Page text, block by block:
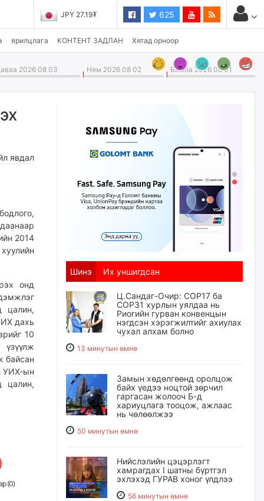
JPY 27.19₮ 625
ярилцлага КОНТЕНТ ЗАДЛАН Хятад орноор
2026 08 03 Ням 2026 08 02 Бямба 2026 08 01
явдал
2014
онд
цалин,
дахь
10
байсан
УИХ-ын
цалин,
(0)
Шинэ Их уншигдсан
Ц.Сандаг-Очир: COP17 ба
COP31 хурлын уялдаа нь
Риогийн гурван конвенцын
нэгдсэн хэрэгжилтийг ахиулах
чухал алхам болно
13 минутын өмнө
Замын хөдөлгөөнд оролцож
байх үедээ ноцтой зөрчил
гаргасан жолооч Б-д
хариуцлага тооцож, ажлаас
нь чөлөөлжээ
50 минутын өмнө
Нийслэлийн цэцэрлэгт
хамрагдах I шатны бүртгэл
эхлэхэд ГУРАВ хоног үлдлээ
56 минутын өмнө